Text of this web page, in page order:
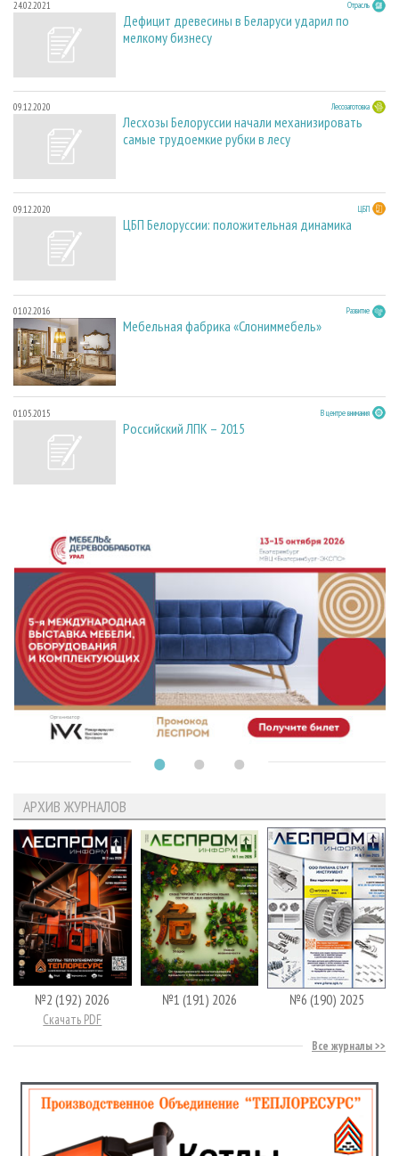
24.02.2021 Отрасль
Дефицит древесины в Беларуси ударил по
мелкому бизнесу
09.12.2020 Лесозаготовка
Лесхозы Белоруссии начали механизировать
самые трудоемкие рубки в лесу
09.12.2020 ЦБП
ЦБП Белоруссии: положительная динамика
01.02.2016 Развитие
Мебельная фабрика «Слониммебель»
01.05.2015 В центре внимания
Российский ЛПК – 2015
АРХИВ ЖУРНАЛОВ
№2 (192) 2026
Скачать PDF
№1 (191) 2026 №6 (190) 2025
Все журналы